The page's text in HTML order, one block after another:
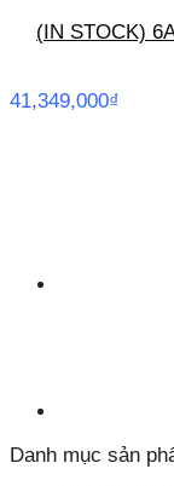
(IN STOCK)
41,349,000₫
Danh mục sản